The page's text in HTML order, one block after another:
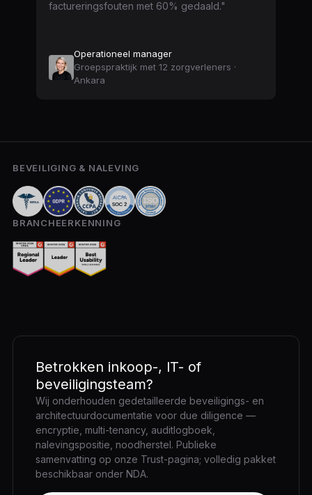
factureringsfouten met 60% gedaald."
Operationeel manager
Groepspraktijk met 12 zorgverleners ·
Ankara
BEVEILIGING & NALEVING
BRANCHEERKENNING
Betrokken inkoop-, IT- of
beveiligingsteam?
Wij onderhouden gedetailleerde beveiligings- en
architectuurdocumentatie voor due diligence —
encryptie, multi-tenancy, auditlogboek,
nalevingspositie, noodherstel. Publieke
samenvatting op onze Trust-pagina; volledig pakket
beschikbaar onder NDA.